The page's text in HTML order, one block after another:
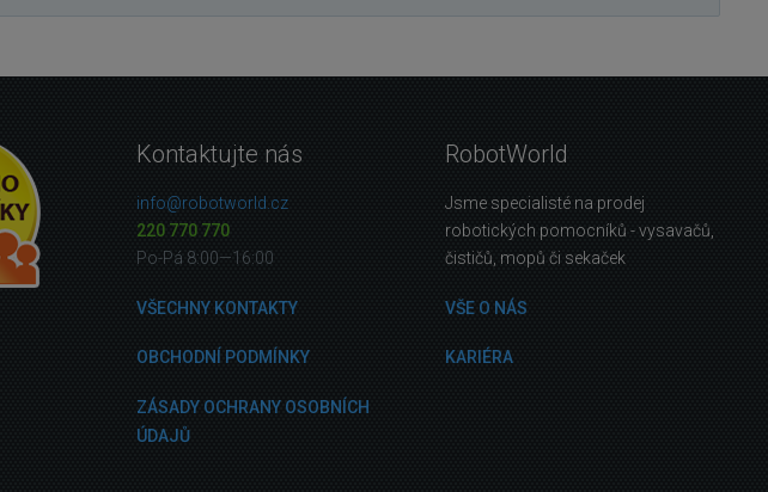
Kontaktujte nás
info@robotworld.cz
220 770 770
Po-Pá 8:00—16:00
VŠECHNY KONTAKTY
OBCHODNÍ PODMÍNKY
ZÁSADY OCHRANY OSOBNÍCH
ÚDAJŮ
RobotWorld
Jsme specialisté na prodej
robotických pomocníků - vysavačů,
čističů, mopů či sekaček
VŠE O NÁS
KARIÉRA